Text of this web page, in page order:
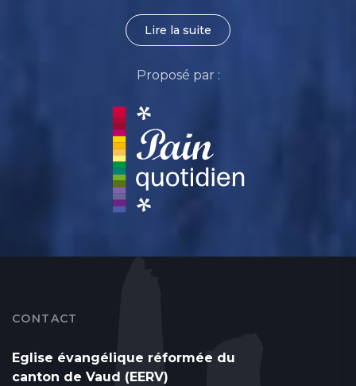
Lire la suite
Proposé par :
CONTACT
Eglise évangélique réformée du
canton de Vaud (EERV)